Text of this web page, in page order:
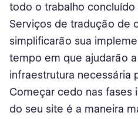
todo o trabalho
Serviços de tradução de
simplificarão sua
tempo em que ajudarão
infraestrutura necessária
Começar cedo nas fases
do seu site é a maneira